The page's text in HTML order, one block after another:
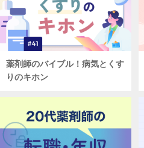
薬剤師のバイブル！病気とくす
りのキホン